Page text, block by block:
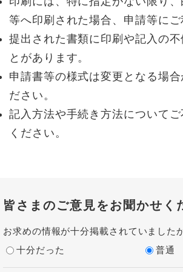
等へ印刷された場合、申請等にご
提出された書類に印刷や記入の
とがあります。
申請書等の様式は変更となる場
ださい。
記入方法や手続き方法について
ください。
皆さまのご意見をお聞かせく
お求めの情報が十分掲載されていました
十分だった
普通